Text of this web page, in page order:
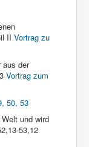
II Vortrag zu
aus der
Vortrag zum
50, 53
und wird
53,12